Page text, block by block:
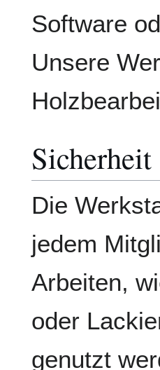
Software
Unsere
Sicherheit
Die
jedem
Arbeiten,
oder
genutzt